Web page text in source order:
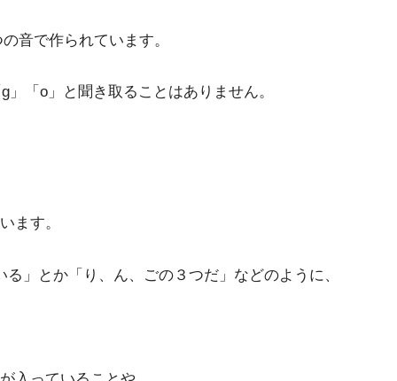
音で作られています。
「o」と聞き取ることはありません。
ます。
」とか「り、ん、ごの３つだ」などのように、